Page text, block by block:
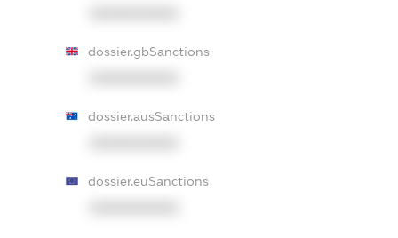
dossier.gbSanctions
dossier.ausSanctions
dossier.euSanctions